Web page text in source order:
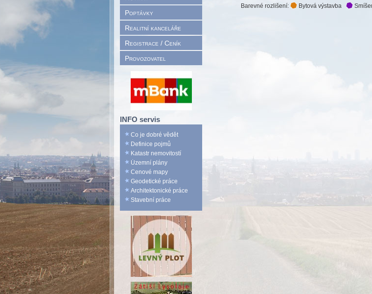
Poptávky
Realitní kanceláře
Registrace / Ceník
Provozovatel
INFO servis
Co je dobré vědět
Definice pojmů
Katastr nemovitostí
Územní plány
Cenové mapy
Geodetické práce
Architektonické práce
Stavební práce
Barevné rozlišení: Bytová výstavba